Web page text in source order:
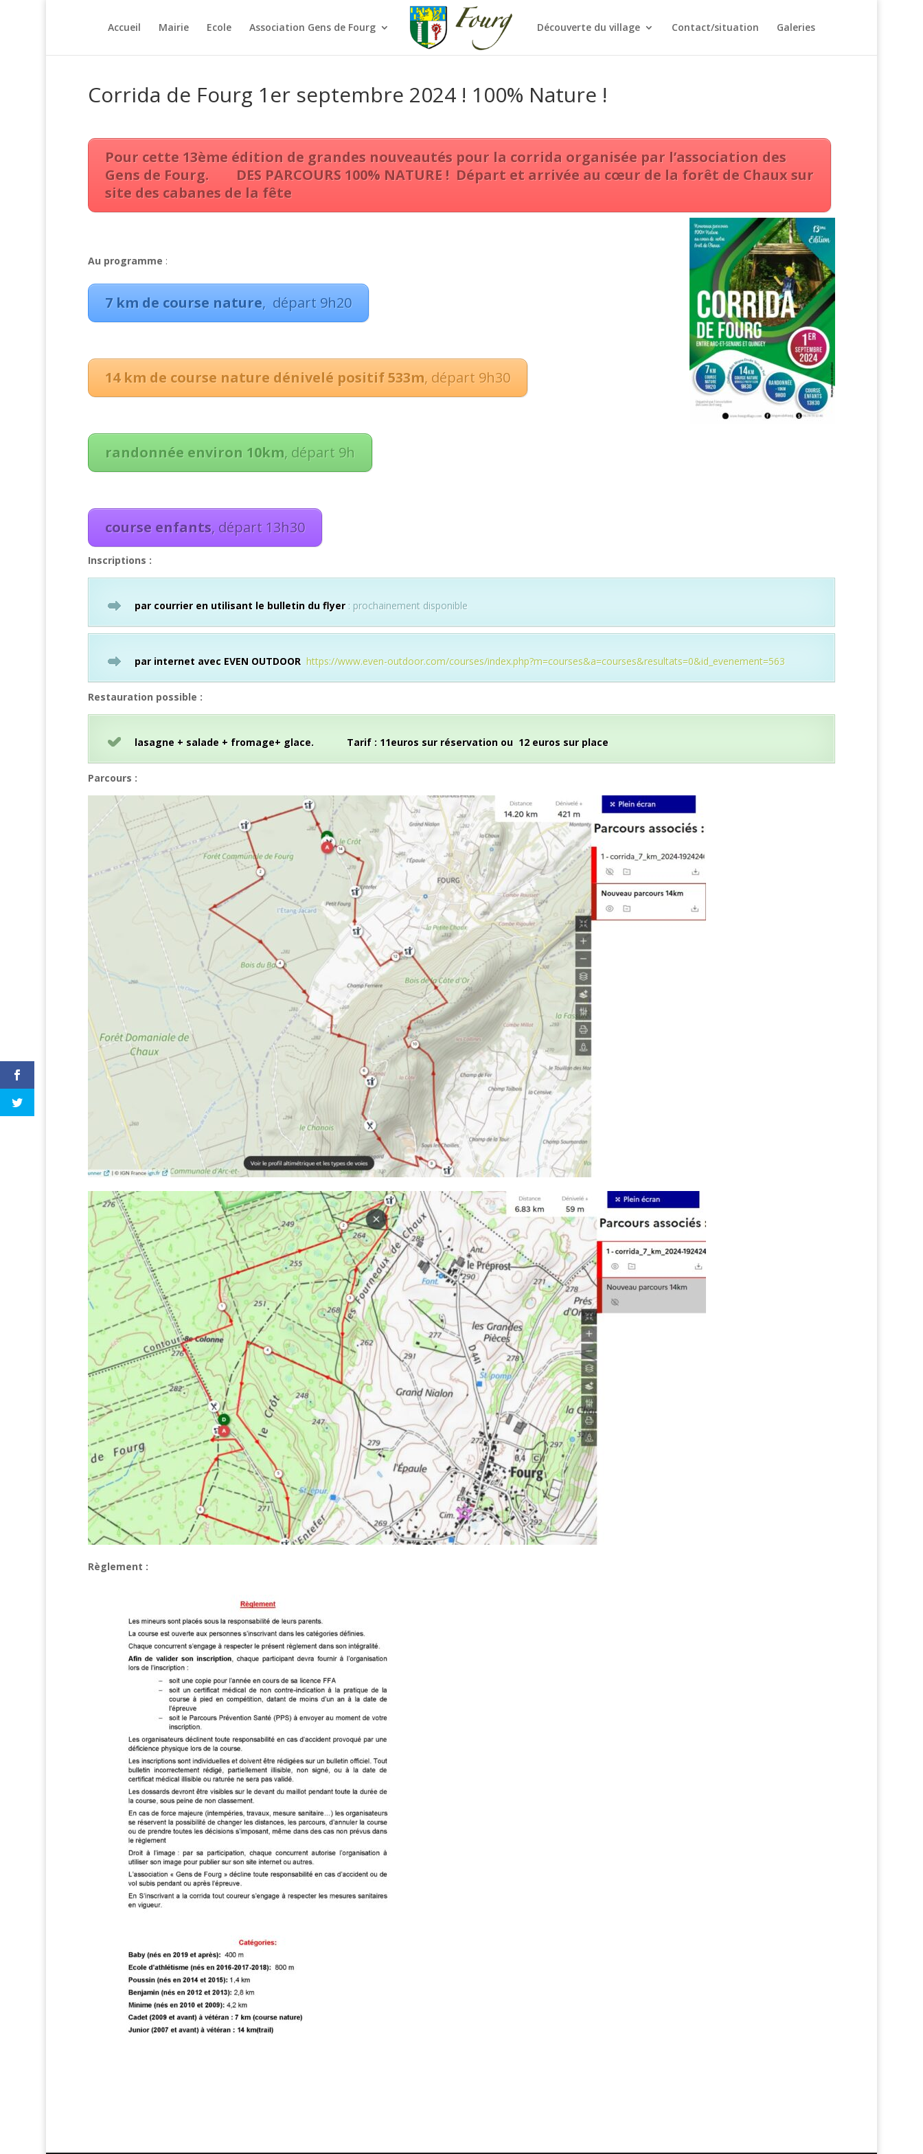
Accueil Mairie Ecole Association Gens de Fourg Découverte du village Contact/situation Galeries
Corrida de Fourg 1er septembre 2024 ! 100% Nature !
Pour cette 13ème édition de grandes nouveautés pour la corrida organisée par l’association des
Gens de Fourg. DES PARCOURS 100% NATURE ! Départ et arrivée au cœur de la forêt de Chaux sur
site des cabanes de la fête
Au programme :
7 km de course nature, départ 9h20
14 km de course nature dénivelé positif 533m, départ 9h30
randonnée environ 10km, départ 9h
course enfants, départ 13h30
Inscriptions :
par courrier en utilisant le bulletin du flyer: prochainement disponible
par internet avec EVEN OUTDOOR https://www.even-outdoor.com/courses/index.php?m=courses&a=courses&resultats=0&id_evenement=563
Restauration possible :
lasagne + salade + fromage+ glace. Tarif : 11euros sur réservation ou 12 euros sur place
Parcours :
Règlement :